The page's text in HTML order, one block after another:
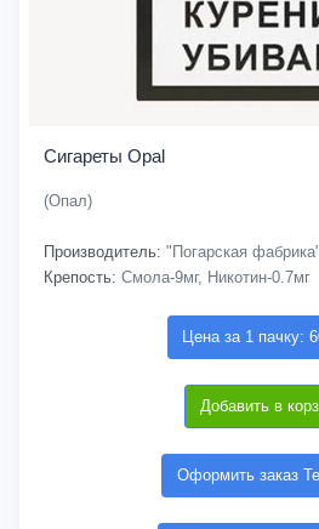
Сигареты Opal
(Опал)
Производитель: "Погарская
Крепость: Смола-9мг, Никотин-0.7мг
Цена за 1 пачку:
Добавить в
Оформить заказ